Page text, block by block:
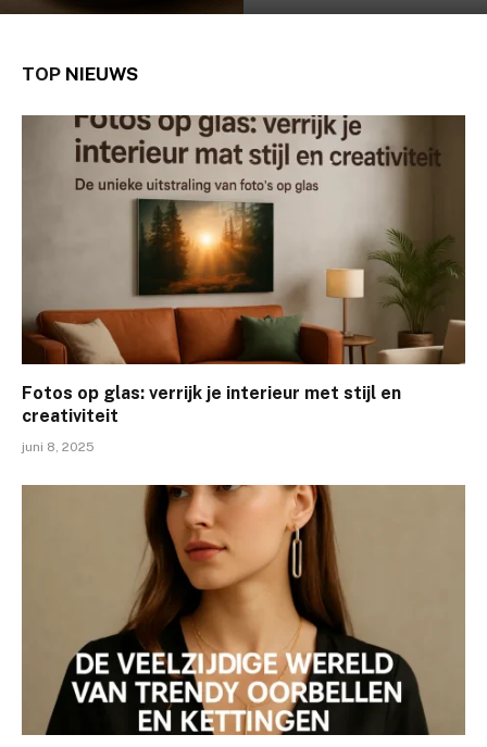
TOP NIEUWS
Fotos op glas: verrijk je interieur met stijl en
creativiteit
juni 8, 2025